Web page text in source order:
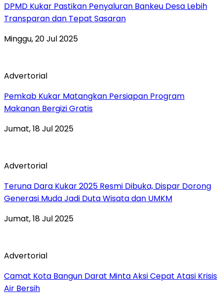
DPMD Kukar Pastikan Penyaluran Bankeu Desa Lebih
Transparan dan Tepat Sasaran
Minggu, 20 Jul 2025
Advertorial
Pemkab Kukar Matangkan Persiapan Program
Makanan Bergizi Gratis
Jumat, 18 Jul 2025
Advertorial
Teruna Dara Kukar 2025 Resmi Dibuka, Dispar Dorong
Generasi Muda Jadi Duta Wisata dan UMKM
Jumat, 18 Jul 2025
Advertorial
Camat Kota Bangun Darat Minta Aksi Cepat Atasi Krisis
Air Bersih